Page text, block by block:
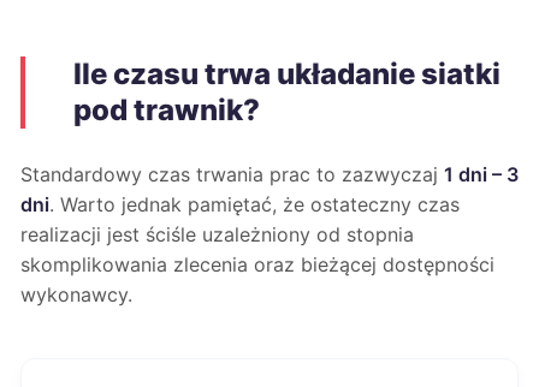
Ile czasu trwa układanie siatki
pod trawnik?
Standardowy czas trwania prac to zazwyczaj 1 dni – 3
dni. Warto jednak pamiętać, że ostateczny czas
realizacji jest ściśle uzależniony od stopnia
skomplikowania zlecenia oraz bieżącej dostępności
wykonawcy.